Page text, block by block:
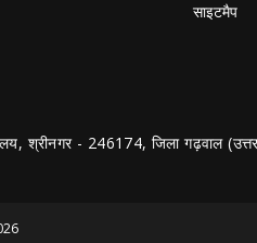
साइटमैप
श्रीनगर - 246174, जिला गढ़वाल